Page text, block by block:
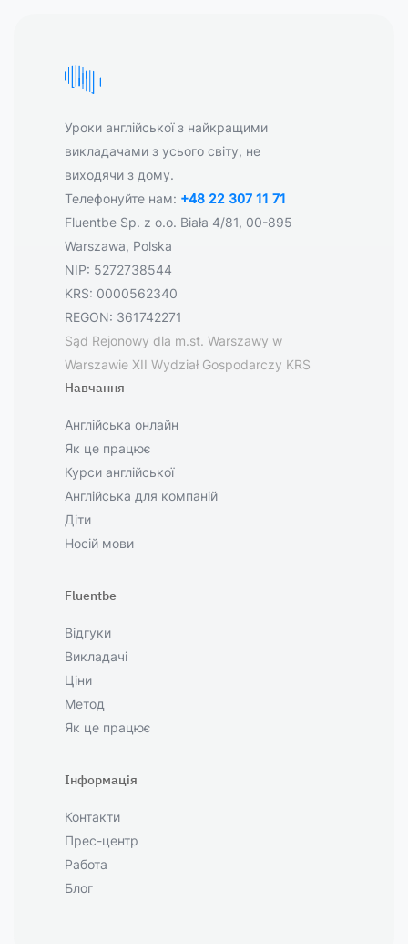
Уроки англійської з найкращими
викладачами з усього світу, не
виходячи з дому.
Телефонуйте нам: +48 22 307 11 71
Fluentbe Sp. z o.o. Biała 4/81, 00-895
Warszawa, Polska
NIP: 5272738544
KRS: 0000562340
REGON: 361742271
Sąd Rejonowy dla m.st. Warszawy w
Warszawie XII Wydział Gospodarczy KRS
Навчання
Англійська онлайн
Як це працює
Курси англійської
Англійська для компаній
Діти
Носій мови
Fluentbe
Відгуки
Викладачі
Ціни
Метод
Як це працює
Інформація
Контакти
Прес-центр
Работа
Блог